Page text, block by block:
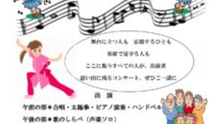
テ
ー
ジ
｜
2026
年
月
30
日
（土）